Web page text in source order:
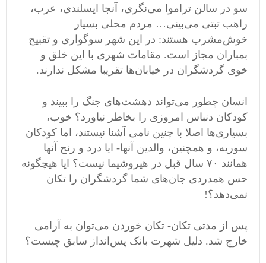
سو در سالن تراموا می‌نگری، آنجا ایسلندی، عرب،
راهب تبتی می‌بینی… مردم محلی بسیار
خوش‌مشرب هستند: در این شهر سوگواری و تقبیح
بمباران مجاز است. مقامات شهری با این خلق و
خوی گردشگران در خیابان‌ها تقریبا مشکل ندارند.
انسان چطور می‌تواند دهشت‌های جنگ را ببیند و
کودکان دنباس امروزی را بخاطر نیاورد؟ خوب،
بسیاری‌ها‌ اصلا با چنین نامی آشنا نیستند، اما کودکان
سوریه، و همچنین، والدین آنها- ایا درد و رنج آنها
همانند ۷٠ سال قبل در هیروشیما نیست؟ ایا هیچگونه
حس همدردی جان‌های شما گردشگران را تکان
نمی‌دهد؟!
پس از مدتی تکان- تکان خوردن می‌توان به آرامی
خارج شد. دلیل شهرت بانک پس‌انداز سابق چیست؟